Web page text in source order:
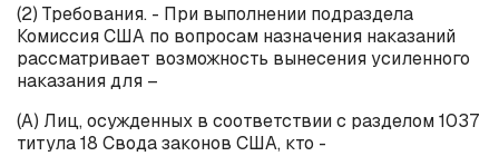
(2) Требования. - При выполнении подраздела
Комиссия США по вопросам назначения наказаний
рассматривает возможность вынесения усиленного
наказания для –
(А) Лиц, осужденных в соответствии с разделом 1037
титула 18 Свода законов США, кто -